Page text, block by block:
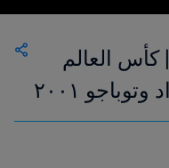
فرناندو تورِّيس في الـ١٧ | كأس العالم